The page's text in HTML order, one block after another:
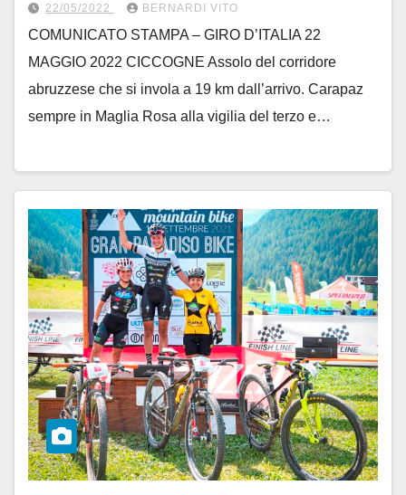
22/05/2022 BERNARDI VITO
COMUNICATO STAMPA – GIRO D’ITALIA 22
MAGGIO 2022 CICCOGNE Assolo del corridore
abruzzese che si invola a 19 km dall’arrivo. Carapaz
sempre in Maglia Rosa alla vigilia del terzo e…